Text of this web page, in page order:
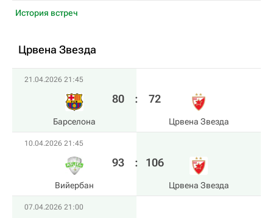
История встреч
Црвена Звезда
21.04.2026 21:45
Барселона
80 : 72
Црвена Звезда
10.04.2026 21:45
Вийербан
93 : 106
Црвена Звезда
07.04.2026 21:00